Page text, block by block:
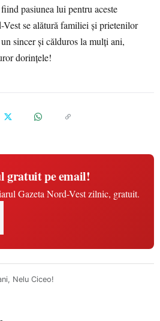
pasiunea lui pentru aceste
se alătură familiei și prietenilor
sincer și călduros la mulți ani,
dorințele!
gratuit pe email!
Gazeta Nord-Vest zilnic, gratuit.
Nelu Ciceo!